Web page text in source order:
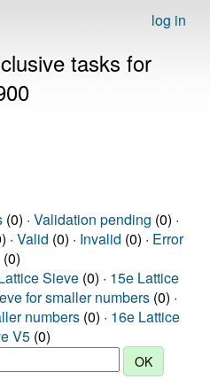
log in
tasks for
(0) · Validation pending (0) ·
· Valid (0) · Invalid (0) · Error
(0)
Sieve (0) · 15e Lattice
for smaller numbers (0) ·
numbers (0) · 16e Lattice
V5 (0)